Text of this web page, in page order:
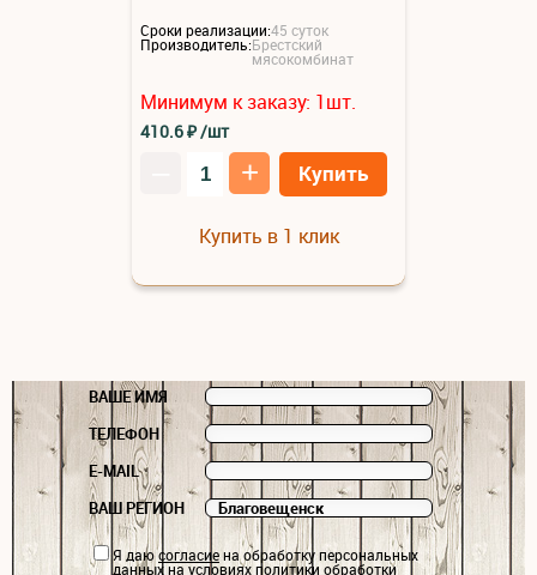
Сроки реализации:45 суток
Производитель:Брестский
мясокомбинат
Минимум к заказу: 1шт.
410.6₽/шт
+ Купить
Купить в 1 клик
ВАШЕ ИМЯ
ТЕЛЕФОН
E-MAIL
ВАШ РЕГИОН
Я даюсогласиена обработку персональных
данных на условияхполитики обработки